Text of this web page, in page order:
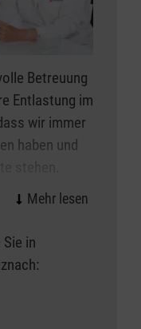
Betreuung
Entlastung im
wir immer
haben und
nach
und
An- und
in